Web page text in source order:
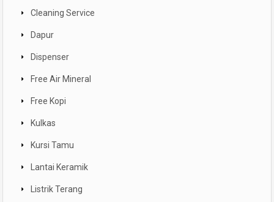
Cleaning Service
Dapur
Dispenser
Free Air Mineral
Free Kopi
Kulkas
Kursi Tamu
Lantai Keramik
Listrik Terang